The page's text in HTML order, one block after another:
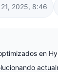
21, 2025, 8:46
en